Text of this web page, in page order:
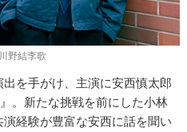
野結李歌
を手がけ、主演に安西慎太郎
。新たな挑戦を前にした小林
経験が豊富な安西に話を聞い